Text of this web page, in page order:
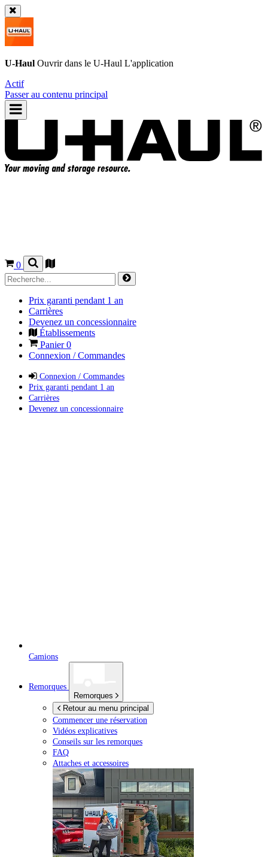
U-Haul Ouvrir dans le U-Haul L'application
Actif
Passer au contenu principal
0
Prix garanti pendant 1 an
Carrières
Devenez un concessionnaire
Établissements
Panier0
Connexion / Commandes
Connexion / Commandes
Prix garanti pendant 1 an
Carrières
Devenez un concessionnaire
Camions
Remorques
Remorques
Retour au menu principal
Commencer une réservation
Vidéos explicatives
Conseils sur les remorques
FAQ
Attaches et accessoires